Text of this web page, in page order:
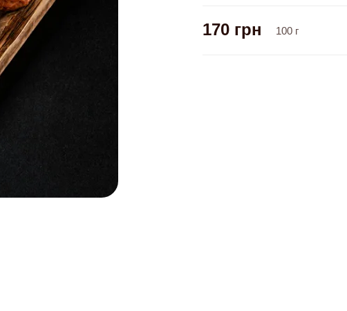
170 грн 100 г